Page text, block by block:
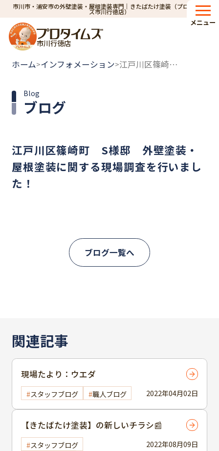
市川市・浦安市の外壁塗装・屋根塗装専門｜きたばたけ塗装（プロタイム
ズ市川行徳店）
市川行徳店
メニュー
ホーム>インフォメーション> 江戸川区篠崎町 S様邸 外壁塗装・屋根塗装に関する現場調査を行いました！
ブログ
Blog
江戸川区篠崎町 S様邸 外壁塗装・
屋根塗装に関する現場調査を行いまし
た！
ブログ一覧へ
関連記事
2022年04月02日
現場たより：ウエダ
スタッフブログ 職人ブログ
2022年08月09日
【きたばたけ塗装】の新しいチラシ📰
スタッフブログ